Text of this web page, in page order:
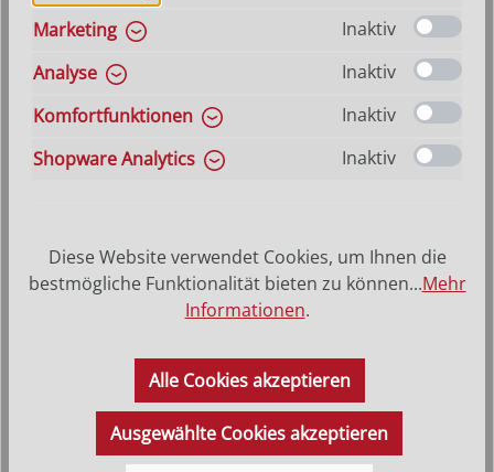
Kamelreiter
Regulärer Preis:
Marketing
Inaktiv
Analyse
Inaktiv
Komfortfunktionen
Inaktiv
Shopware Analytics
Inaktiv
Diese Website verwendet Cookies, um Ihnen die
bestmögliche Funktionalität bieten zu können...Mehr
Informationen.
Alle Cookies akzeptieren
Ausgewählte Cookies akzeptieren